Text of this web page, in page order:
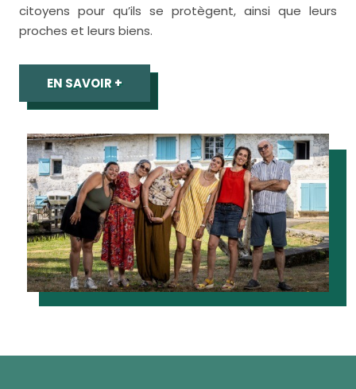
citoyens pour qu’ils se protègent, ainsi que leurs
proches et leurs biens.
EN SAVOIR +